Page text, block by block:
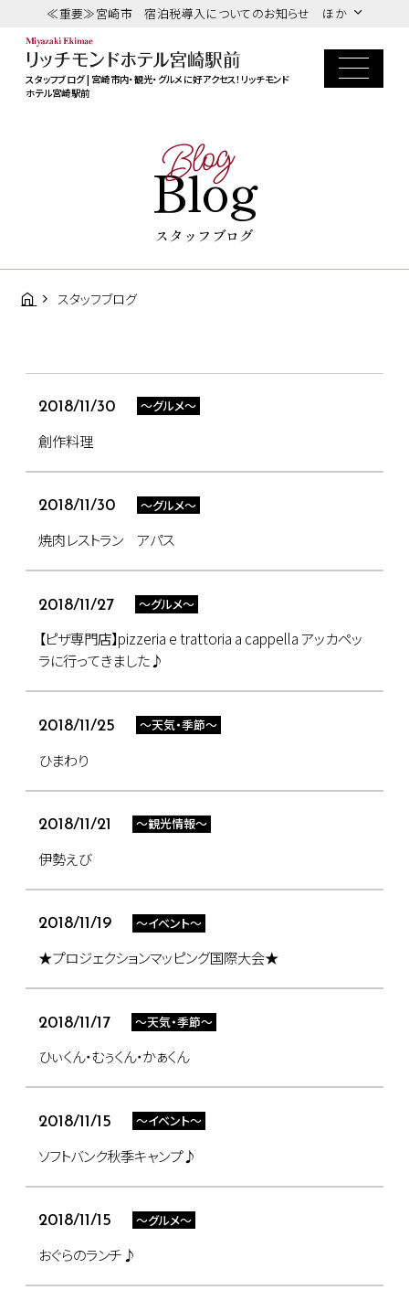
≪重要≫宮崎市 宿泊税導入についてのお知らせ ほか
スタッフブログ | 宮崎市内・観光・グルメに好アクセス！リッチモンド
ホテル宮崎駅前
Blog
Blog
スタッフブログ
スタッフブログ
2018/11/30 ～グルメ～
創作料理
2018/11/30 ～グルメ～
焼肉レストラン アパス
2018/11/27 ～グルメ～
【ピザ専門店】pizzeria e trattoria a cappella アッカペッ
ラに行ってきました♪
2018/11/25 ～天気・季節～
ひまわり
2018/11/21 ～観光情報～
伊勢えび
2018/11/19 ～イベント～
★プロジェクションマッピング国際大会★
2018/11/17 ～天気・季節～
ひぃくん・むぅくん・かぁくん
2018/11/15 ～イベント～
ソフトバンク秋季キャンプ♪
2018/11/15 ～グルメ～
おぐらのランチ♪